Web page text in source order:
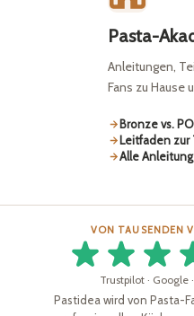
Pasta-
Anleitungen,
Fans zu Hause
Bronze vs.
Leitfaden zur
Alle
VON TAUSENDEN
Trustpilot · Google
Pastidea wird von Pasta-